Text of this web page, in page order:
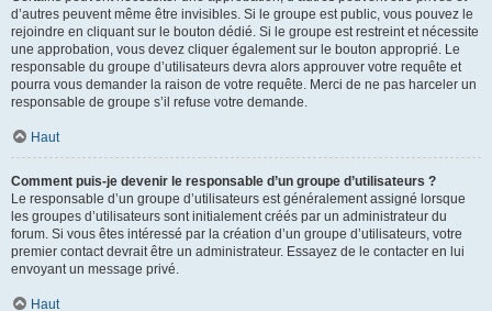
d’autres peuvent même être invisibles. Si le groupe est public, vous pouvez le
rejoindre en cliquant sur le bouton dédié. Si le groupe est restreint et nécessite
une approbation, vous devez cliquer également sur le bouton approprié. Le
responsable du groupe d’utilisateurs devra alors approuver votre requête et
pourra vous demander la raison de votre requête. Merci de ne pas harceler un
responsable de groupe s’il refuse votre demande.
Haut
Comment puis-je devenir le responsable d’un groupe d’utilisateurs ?
Le responsable d’un groupe d’utilisateurs est généralement assigné lorsque
les groupes d’utilisateurs sont initialement créés par un administrateur du
forum. Si vous êtes intéressé par la création d’un groupe d’utilisateurs, votre
premier contact devrait être un administrateur. Essayez de le contacter en lui
envoyant un message privé.
Haut